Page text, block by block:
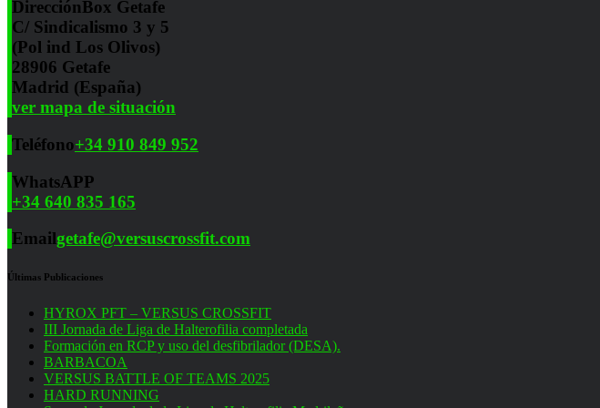
DirecciónBox Getafe
C/ Sindicalismo 3 y 5
(Pol ind Los Olivos)
28906 Getafe
Madrid (España)
ver mapa de situación
Teléfono+34 910 849 952
WhatsAPP
+34 640 835 165
Emailgetafe@versuscrossfit.com
Últimas Publicaciones
HYROX PFT – VERSUS CROSSFIT
III Jornada de Liga de Halterofilia completada
Formación en RCP y uso del desfibrilador (DESA).
BARBACOA
VERSUS BATTLE OF TEAMS 2025
HARD RUNNING